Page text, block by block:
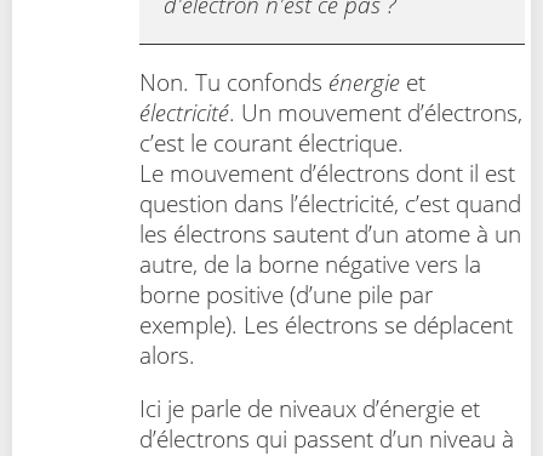
Non. Tu confonds énergie et
électricité. Un mouvement d’électrons,
c’est le courant électrique.
Le mouvement d’électrons dont il est
question dans l’électricité, c’est quand
les électrons sautent d’un atome à un
autre, de la borne négative vers la
borne positive (d’une pile par
exemple). Les électrons se déplacent
alors.
Ici je parle de niveaux d’énergie et
d’électrons qui passent d’un niveau à